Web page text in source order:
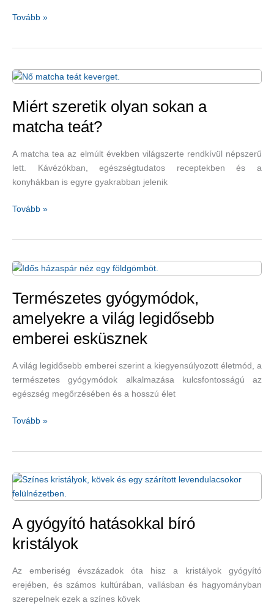
Mi
egyre
fordulnak
természetes
felé?
Tovább »
Miért szeretik olyan sokan a
matcha teát?
A matcha tea az elmúlt években világszerte rendkívül népszerű
lett. Kávézókban, egészségtudatos receptekben és a
konyhákban is egyre gyakrabban jelenik
Miért
a
teát?
Tovább »
Természetes gyógymódok,
amelyekre a világ legidősebb
emberei esküsznek
A világ legidősebb emberei szerint a kiegyensúlyozott életmód, a
természetes gyógymódok alkalmazása kulcsfontosságú az
egészség megőrzésében és a hosszú élet
Természetes
világ
legidősebb
esküsznek
Tovább »
A gyógyító hatásokkal bíró
kristályok
Az emberiség évszázadok óta hisz a kristályok gyógyító
erejében, és számos kultúrában, vallásban és hagyományban
szerepelnek ezek a színes kövek